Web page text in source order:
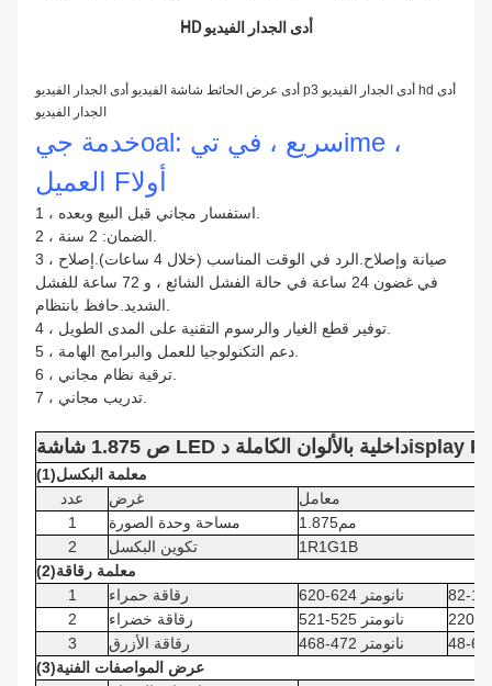
HD أدى الجدار الفيديو
أدى عرض الحائط شاشة الفيديو أدى الجدار الفيديو p3 أدى الجدار الفيديو hd أدى
الجدار الفيديو
خدمة جي oal: سريع ، في تي
ime ،
Fأولا
1 ، استفسار مجاني قبل البيع وبعده.
2 ، الضمان: 2 سنة.
3 ، صيانة وإصلاح.الرد في الوقت المناسب (خلال 4 ساعات).إصلاح
في غضون 24 ساعة في حالة الفشل الشائع ، و 72 ساعة للفشل
الشديد.حافظ بانتظام.
4 ، توفير قطع الغيار والرسوم التقنية على المدى الطويل.
5 ، دعم التكنولوجيا للعمل والبرامج الهامة.
6 ، ترقية نظام مجاني.
7 ، تدريب مجاني.
ص 1.875 شاشة LED داخلية بالألوان الكاملة د isplay P.
(1)معلمة البكسل
عدد
غرض
معامل
1
مساحة وحدة الصورة 1.875مم
2
تكوين البكسل
1R1G1B
(2)معلمة رقاقة
1
رقاقة حمراء 620-624 نانومتر
82-
2
رقاقة خضراء 521-525 نانومتر
220-
3
رقاقة الأزرق 468-472 نانومتر
48-
(3)عرض المواصفات الفنية